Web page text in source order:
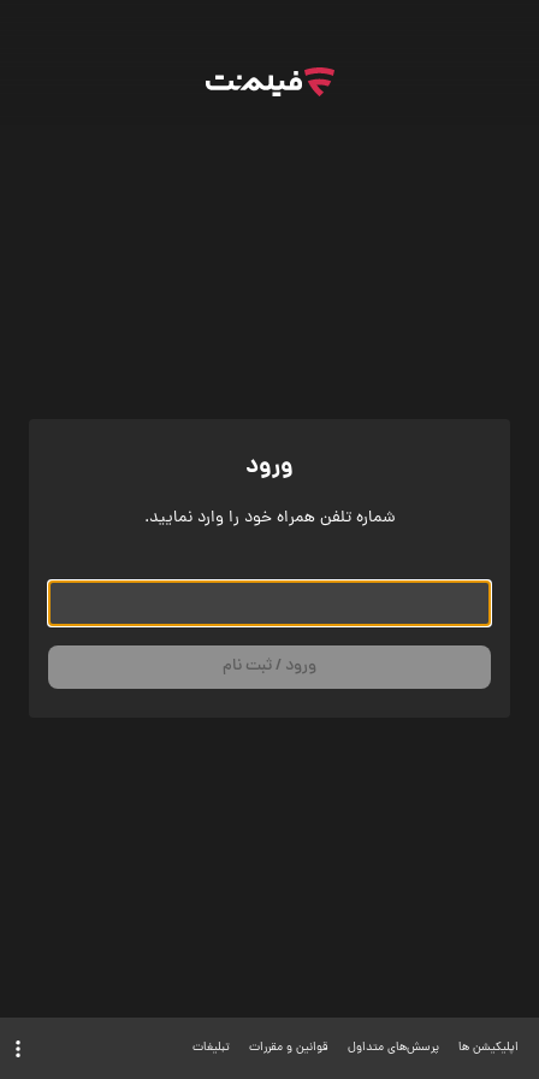
ورود
شماره تلفن همراه خود را وارد نمایید.
ورود / ثبت نام
اپلیکیشن ها پرسش‌های متداول قوانین و مقررات تبلیغات